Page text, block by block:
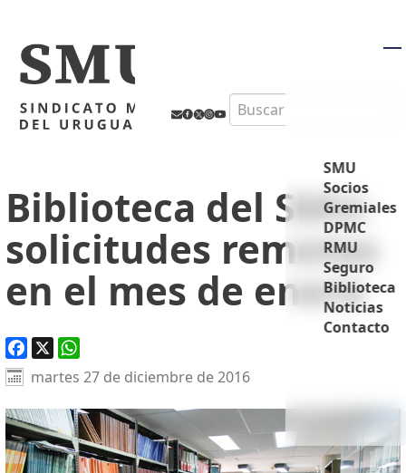
Search
SMU
Socios
Gremiales
DPMC
RMU
Seguro
Biblioteca
Noticias
Contacto
Biblioteca del SMU:
solicitudes remotas
en el mes de enero
Facebook
X WhatsApp
martes 27 de diciembre de 2016